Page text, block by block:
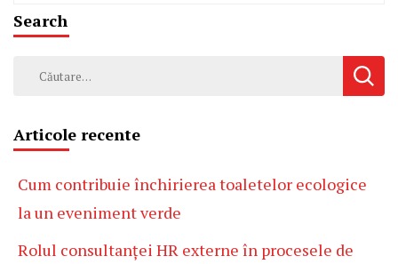
Search
Caută
Articole recente
Cum contribuie închirierea toaletelor ecologice
la un eveniment verde
Rolul consultanței HR externe în procesele de